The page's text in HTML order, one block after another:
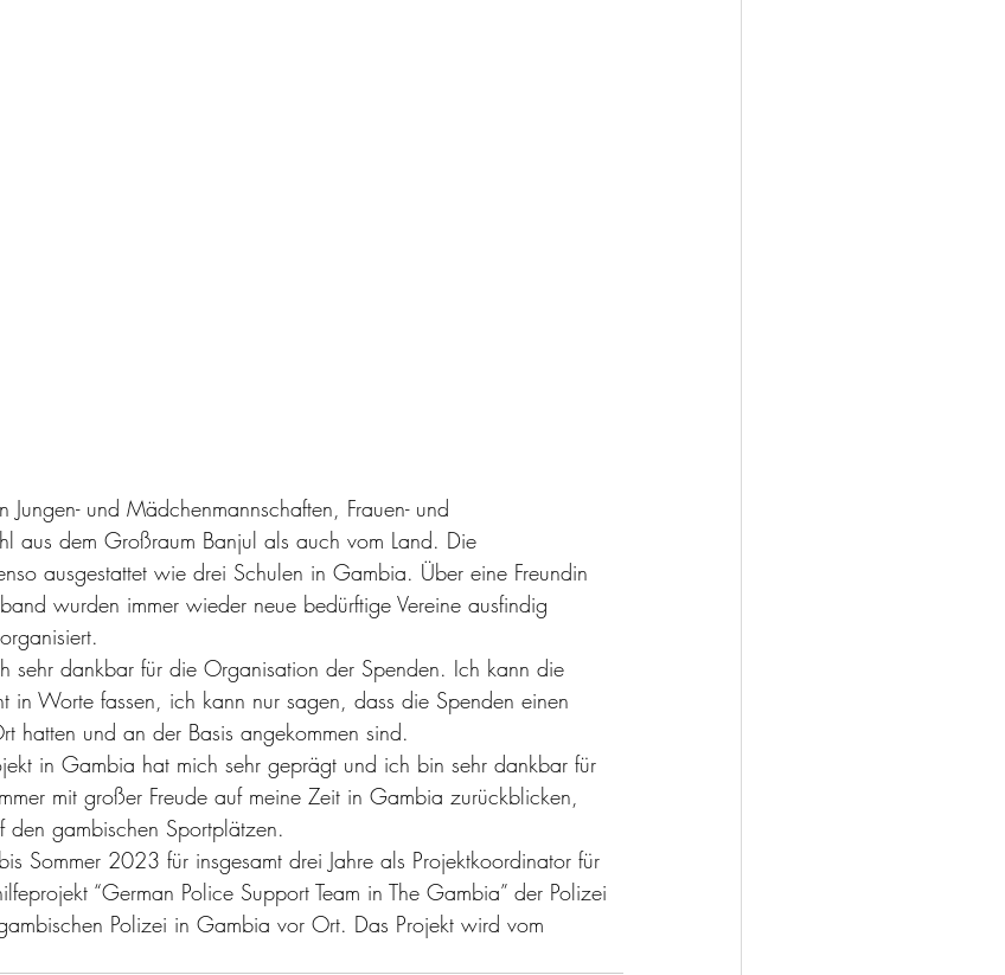
und Mädchenmannschaften, Frauen- und
aus dem Großraum Banjul als auch vom Land. Die
ausgestattet wie drei Schulen in Gambia. Über eine Freundin
wurden immer wieder neue bedürftige Vereine ausfindig
sehr dankbar für die Organisation der Spenden. Ich kann die
in Worte fassen, ich kann nur sagen, dass die Spenden einen
hatten und an der Basis angekommen sind.
in Gambia hat mich sehr geprägt und ich bin sehr dankbar für
mit großer Freude auf meine Zeit in Gambia zurückblicken,
den gambischen Sportplätzen.
Sommer 2023 für insgesamt drei Jahre als Projektkoordinator für
“German Police Support Team in The Gambia” der Polizei
Polizei in Gambia vor Ort. Das Projekt wird vom